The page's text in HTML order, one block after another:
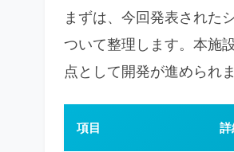
まずは、今回発表された
ついて整理します。本施
点として開発が進められま
項目 詳